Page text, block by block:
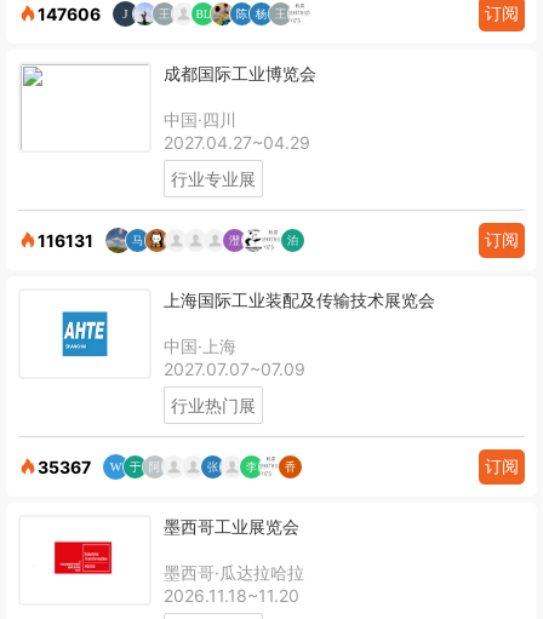
147606 订阅
成都国际工业博览会
中国·四川
2027.04.27~04.29
行业专业展
116131 订阅
上海国际工业装配及传输技术展览会
中国·上海
2027.07.07~07.09
行业热门展
35367 订阅
墨西哥工业展览会
墨西哥·瓜达拉哈拉
2026.11.18~11.20